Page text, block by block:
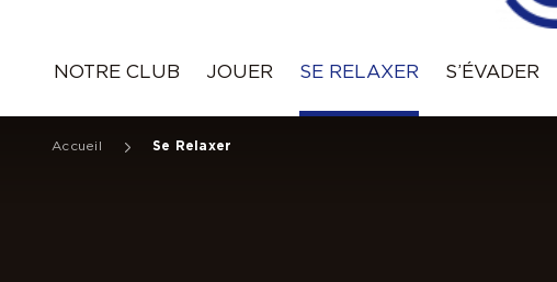
NOTRE CLUB JOUER SE RELAXER S’ÉVADER
Accueil Se Relaxer